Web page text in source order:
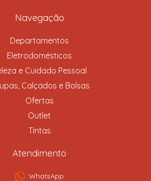
Navegação
Departamentos
Eletrodomésticos
e Cuidado Pessoal
Calçados e Bolsas
Ofertas
Outlet
Tintas
Atendimento
WhatsApp